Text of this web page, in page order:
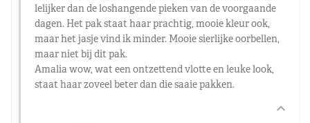
lelijker dan de loshangende pieken van de voorgaande
dagen. Het pak staat haar prachtig, mooie kleur ook,
maar het jasje vind ik minder. Mooie sierlijke oorbellen,
maar niet bij dit pak.
Amalia wow, wat een ontzettend vlotte en leuke look,
staat haar zoveel beter dan die saaie pakken.